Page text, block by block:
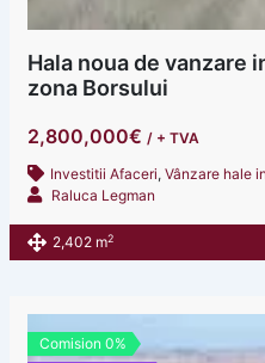
Hala noua de vanzare
zona Borsului
2,800,000€ / + TVA
Investitii Afaceri, Vânzare hale
Raluca Legman
2,402 m2
Comision 0%